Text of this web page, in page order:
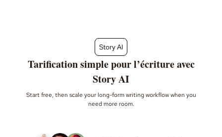
Story AI
Tarification simple pour l’écriture avec
Story AI
Start free, then scale your long-form writing workflow when you
need more room.